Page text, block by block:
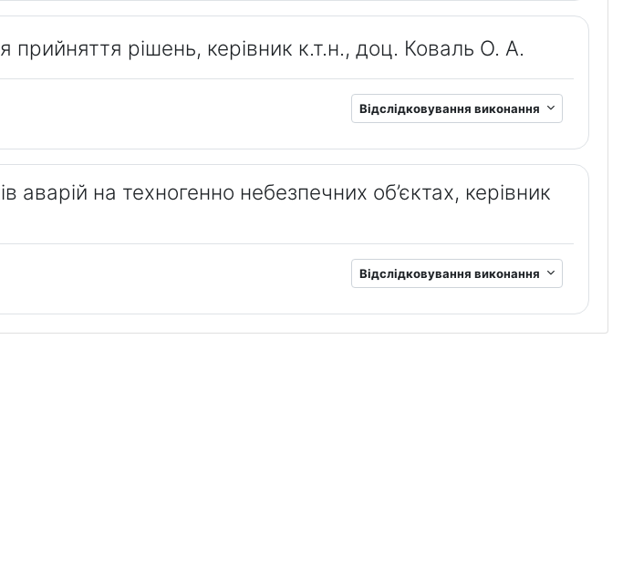
прийняття рішень, керівник к.т.н., доц. Коваль О. А.
Відслідковування виконання
аварій на техногенно небезпечних об’єктах, керівник
Відслідковування виконання